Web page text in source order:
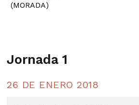
(MORADA)
Jornada 1
26 DE ENERO 2018